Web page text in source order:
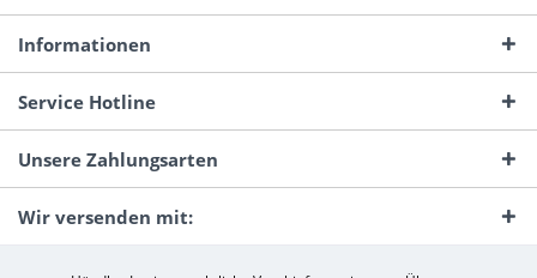
Informationen
Service Hotline
Unsere Zahlungsarten
Wir versenden mit: